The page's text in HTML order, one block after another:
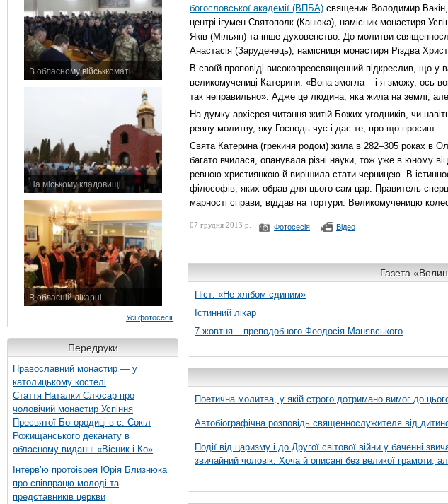
В обласному військкоматі
На міському кладовищі
В обласній лікарні
Усі фотосесії
Передруки
Православний монастир — у
католицькому костелі
Стаття Наталки Слюсар про
чоловічий монастир Успіння
Пресвятої Богородиці в с. Сокіл
Рожищанського деканату в
обласному виданні «Вісник і Ко»
Інтерв’ю протоієрея Юрія Близнюка
про співпрацю молоді та
представників церкви
богословської академії (ВПБА) священик Володимир
центрі ігумен Святополк (Канюка), намісник монастиря
Яків (Мільян) та інше духовенство. До молитви
Анастасія (Заруденець), намісниця монастиря Різдва
В своїй проповіді високопреосвященний підкреслив, що у
великомучениці Катерини: «Вона змогла – і я зможу, ось
так неправильно». Адже це людина, яка жила на землі, але
На думку архієрея читання житій Божих угодників, чи
ревну молитву, яку Господь чує і дає те, про що просиш.
Свята Катерина (грекиня родом) жила в 282–305 роках в
багато вчилася, опанувала різні науки, тож уже в юному
ревною християнкою й вирішила стати черницею. В
філософів, яких обрав для цього сам цар. Правитель
марності справи, віддав на тортури. Великомученицю
07 грудня 2013 р. Фотосесія Відео
Газета
Піст: «Не хлібом єдиним»
Істинний лікар
7 жовтня – преподобного Феодосія Манявського
Поетична молитва, у якій строго дотримано вимог до
Автобіографічна розповідь священнослужителя від
Події від царизму і до Другої світової війни у баченні
звичайний чоловік. Хоча й описані без великої грамоти,